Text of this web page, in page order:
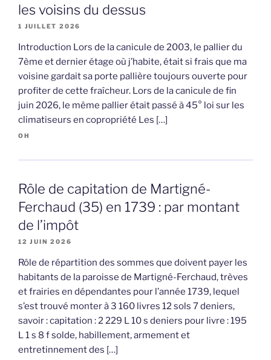
les voisins du dessus
1 JUILLET 2026
Introduction Lors de la canicule de 2003, le pallier du
7ème et dernier étage où j’habite, était si frais que ma
voisine gardait sa porte pallière toujours ouverte pour
profiter de cette fraîcheur. Lors de la canicule de fin
juin 2026, le même pallier était passé à 45° loi sur les
climatiseurs en copropriété Les […]
OH
Rôle de capitation de Martigné-
Ferchaud (35) en 1739 : par montant
de l’impôt
12 JUIN 2026
Rôle de répartition des sommes que doivent payer les
habitants de la paroisse de Martigné-Ferchaud, trèves
et frairies en dépendantes pour l’année 1739, lequel
s’est trouvé monter à 3 160 livres 12 sols 7 deniers,
savoir : capitation : 2 229 L 10 s deniers pour livre : 195
L 1 s 8 f solde, habillement, armement et
entretinnement des […]